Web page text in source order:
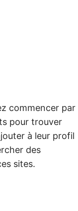
commencer par
pour trouver
à leur profil
des
sites.